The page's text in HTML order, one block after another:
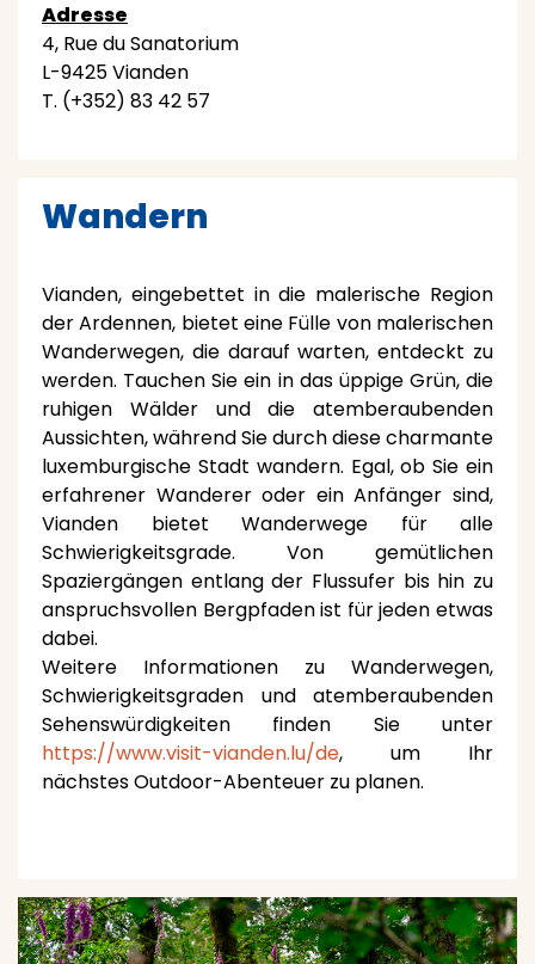
Adresse
4, Rue du Sanatorium
L-9425 Vianden
T. (+352) 83 42 57
Wandern
Vianden, eingebettet in die malerische Region
der Ardennen, bietet eine Fülle von malerischen
Wanderwegen, die darauf warten, entdeckt zu
werden. Tauchen Sie ein in das üppige Grün, die
ruhigen Wälder und die atemberaubenden
Aussichten, während Sie durch diese charmante
luxemburgische Stadt wandern. Egal, ob Sie ein
erfahrener Wanderer oder ein Anfänger sind,
Vianden bietet Wanderwege für alle
Schwierigkeitsgrade. Von gemütlichen
Spaziergängen entlang der Flussufer bis hin zu
anspruchsvollen Bergpfaden ist für jeden etwas
dabei.
Weitere Informationen zu Wanderwegen,
Schwierigkeitsgraden und atemberaubenden
Sehenswürdigkeiten finden Sie unter
https://www.visit-vianden.lu/de, um Ihr
nächstes Outdoor-Abenteuer zu planen.